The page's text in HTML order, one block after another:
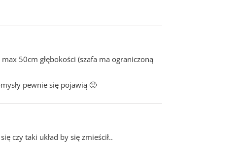
50cm głębokości (szafa ma ograniczoną
pewnie się pojawią 🙂
czy taki układ by się zmieścił..